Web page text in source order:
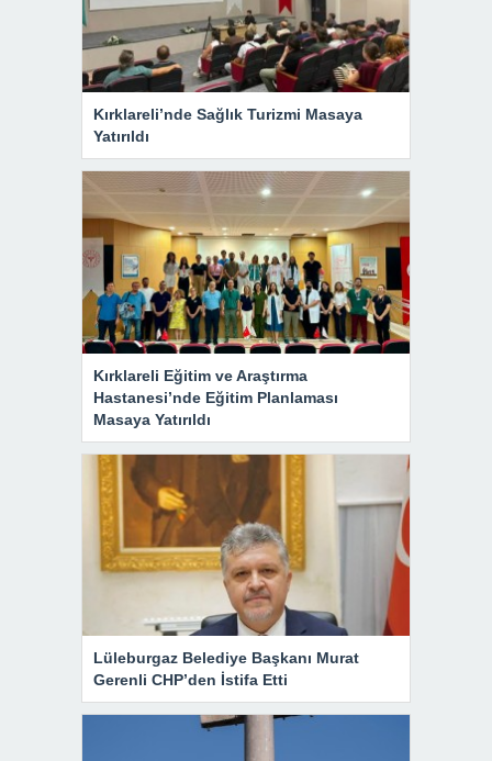
Kırklareli’nde Sağlık Turizmi Masaya
Yatırıldı
Kırklareli Eğitim ve Araştırma
Hastanesi’nde Eğitim Planlaması
Masaya Yatırıldı
Lüleburgaz Belediye Başkanı Murat
Gerenli CHP’den İstifa Etti